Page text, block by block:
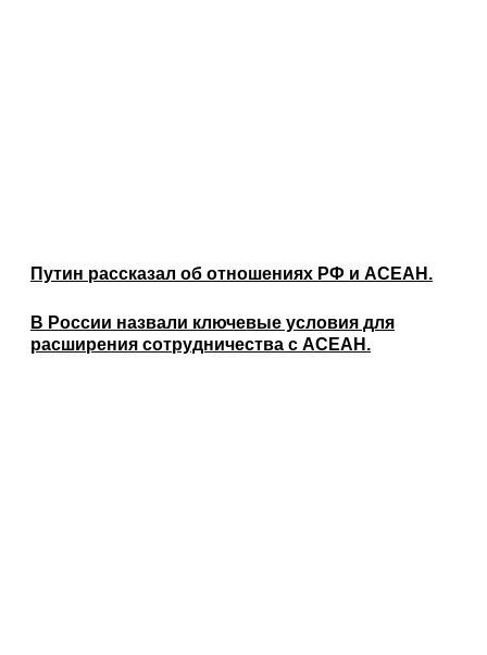
Путин рассказал об отношениях РФ и АСЕАН.
В России назвали ключевые условия для
расширения сотрудничества с АСЕАН.